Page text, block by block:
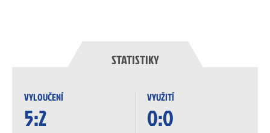
STATISTIKY
VYLOUČENÍ
5:2
VYUŽITÍ
0:0